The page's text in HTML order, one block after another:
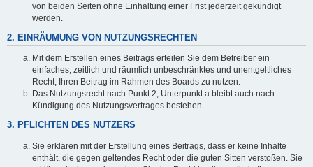
von beiden Seiten ohne Einhaltung einer Frist jederzeit gekündigt
werden.
2. EINRÄUMUNG VON NUTZUNGSRECHTEN
Mit dem Erstellen eines Beitrags erteilen Sie dem Betreiber ein
einfaches, zeitlich und räumlich unbeschränktes und unentgeltliches
Recht, Ihren Beitrag im Rahmen des Boards zu nutzen.
Das Nutzungsrecht nach Punkt 2, Unterpunkt a bleibt auch nach
Kündigung des Nutzungsvertrages bestehen.
3. PFLICHTEN DES NUTZERS
Sie erklären mit der Erstellung eines Beitrags, dass er keine Inhalte
enthält, die gegen geltendes Recht oder die guten Sitten verstoßen. Sie